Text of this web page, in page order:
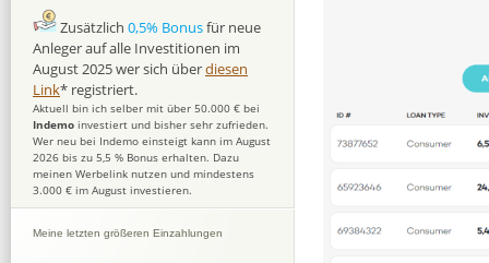
Zusätzlich 0,5% Bonusfür neue
Anleger auf alle Investitionen im
August 2025 wer sich überdiesen
Link* registriert.
Aktuell bin ich selber mit über 50.000 € bei
Indemo investiert und bisher sehr zufrieden.
Wer neu bei Indemo einsteigt kann im August
2026 bis zu 5,5 % Bonus erhalten. Dazu
meinen Werbelink nutzen und mindestens
3.000 € im August investieren.
Meine letzten größeren Einzahlungen